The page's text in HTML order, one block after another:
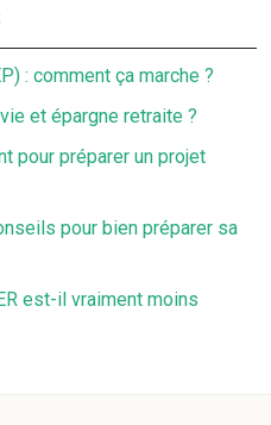
: comment ça marche ?
et épargne retraite ?
pour préparer un projet
pour bien préparer sa
est-il vraiment moins